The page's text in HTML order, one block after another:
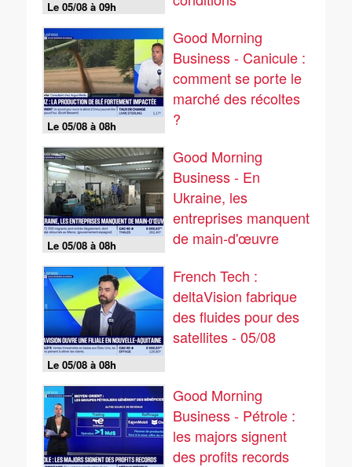
Le 05/08 à 09h
Le 05/08 à 08h
Good Morning
Business - Canicule :
comment se porte le
marché des récoltes
?
Le 05/08 à 08h
Good Morning
Business - En
Ukraine, les
entreprises manquent
de main-d'œuvre
Le 05/08 à 08h
French Tech :
deltaVision fabrique
des fluides pour des
satellites - 05/08
Good Morning
Business - Pétrole :
les majors signent
des profits records